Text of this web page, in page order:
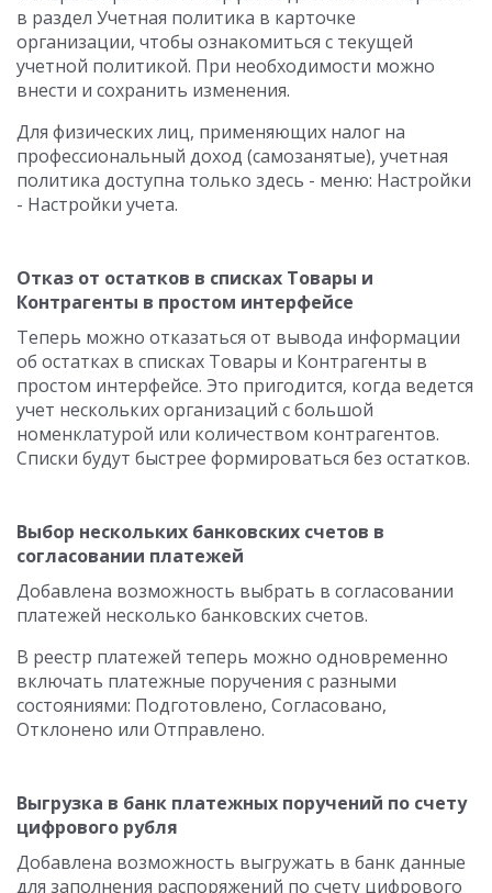
в раздел Учетная политика в карточке
организации, чтобы ознакомиться с текущей
учетной политикой. При необходимости можно
внести и сохранить изменения.
Для физических лиц, применяющих налог на
профессиональный доход (самозанятые), учетная
политика доступна только здесь - меню: Настройки
- Настройки учета.
Отказ от остатков в списках Товары и
Контрагенты в простом интерфейсе
Теперь можно отказаться от вывода информации
об остатках в списках Товары и Контрагенты в
простом интерфейсе. Это пригодится, когда ведется
учет нескольких организаций с большой
номенклатурой или количеством контрагентов.
Списки будут быстрее формироваться без остатков.
Выбор нескольких банковских счетов в
согласовании платежей
Добавлена возможность выбрать в согласовании
платежей несколько банковских счетов.
В реестр платежей теперь можно одновременно
включать платежные поручения с разными
состояниями: Подготовлено, Согласовано,
Отклонено или Отправлено.
Выгрузка в банк платежных поручений по счету
цифрового рубля
Добавлена возможность выгружать в банк данные
для заполнения распоряжений по счету цифрового